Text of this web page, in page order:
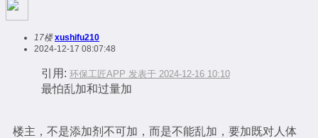
17楼 xushifu210
2024-12-17 08:07:48
引用: 环保工匠APP 发表于 2024-12-16 10:10
最怕乱加和过量加
楼主，不是添加剂不可加，而是不能乱加，要加既对人体